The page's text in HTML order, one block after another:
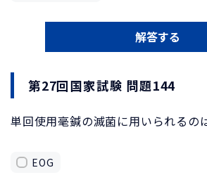
解答する
第27回国家試験 問題144
単回使用毫鍼の滅菌に用いられるの
EOG